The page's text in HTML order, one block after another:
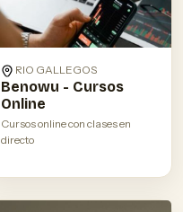
RIO GALLEGOS
Benowu - Cursos
Online
Cursos online con clases en
directo